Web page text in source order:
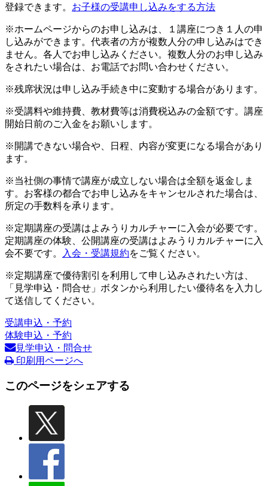
登録できます。 お子様の受講申し込みをする方法
※ホームページからのお申し込みは、１講座につき１人の申
し込みができます。代表者の方が複数人分の申し込みはでき
ません。各人でお申し込みください。複数人分のお申し込み
をされたい場合は、お電話でお問い合わせください。
※残席状況は申し込み手続き中に変動する場合があります。
※受講料や維持費、教材費等は消費税込みの金額です。講座
開始日前のご入金をお願いします。
※開講できない場合や、日程、内容が変更になる場合があり
ます。
※当社側の事情で講座が成立しない場合は全額を返金しま
す。お客様の都合でお申し込みをキャンセルされた場合は、
所定の手数料を承ります。
※定期講座の受講はよみうりカルチャーに入会が必要です。
定期講座の体験、公開講座の受講はよみうりカルチャーに入
会不要です。
入会・受講規約をご覧ください。
※定期講座で優待割引を利用して申し込みされたい方は、
「見学申込・問合せ」ボタンから利用したい優待名を入力し
て送信してください。
受講申込・予約
体験申込・予約
見学申込・問合せ
印刷用ページへ
このページをシェアする